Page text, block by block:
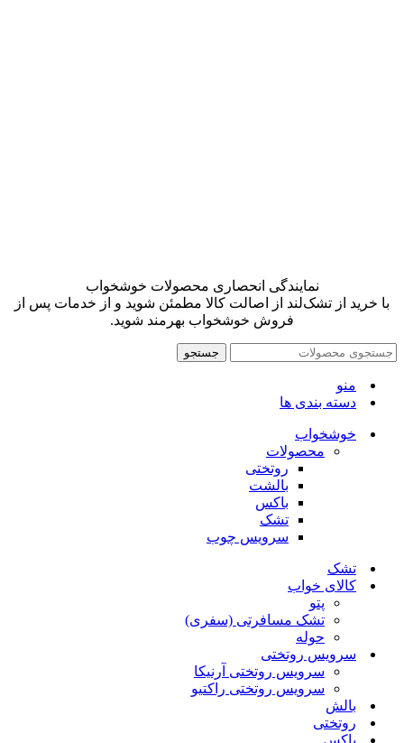
نمایندگی انحصاری محصولات خوشخواب
با خرید از تشک‌لند از اصالت کالا مطمئن شوید و از خدمات پس از
فروش خوشخواب بهرمند شوید.
جستجو
منو
دسته بندی ها
خوشخواب
محصولات
روتختی
بالشت
باکس
تشک
سرویس چوب
تشک
کالای خواب
پتو
تشک مسافرتی (سفری)
حوله
سرویس روتختی
سرویس روتختی آرنیکا
سرویس روتختی راکتیو
بالش
روتختی